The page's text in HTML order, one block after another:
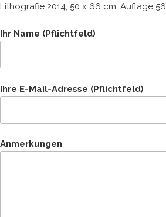
Lithografie 2014, 50 x 66 cm, Auflage 56
Ihr Name (Pflichtfeld)
Ihre E-Mail-Adresse (Pflichtfeld)
Anmerkungen